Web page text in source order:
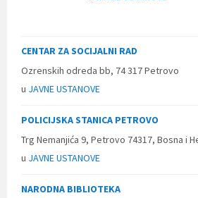
CENTAR ZA SOCIJALNI RAD
Ozrenskih odreda bb, 74 317 Petrovo
u JAVNE USTANOVE
POLICIJSKA STANICA PETROVO
Trg Nemanjića 9, Petrovo 74317, Bosna i
u JAVNE USTANOVE
NARODNA BIBLIOTEKA